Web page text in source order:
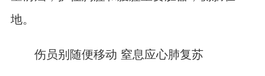
地。
伤员别随便移动 窒息应心肺复苏